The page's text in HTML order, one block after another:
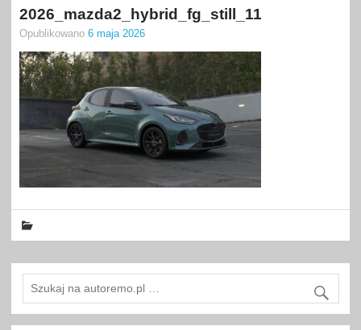
2026_mazda2_hybrid_fg_still_11
Opublikowano6 maja 2026